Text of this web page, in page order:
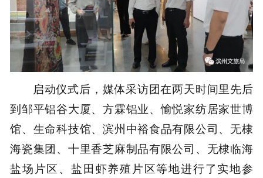
启动仪式后，媒体采访团在两天时间里先后
到邹平铝谷大厦、方霖铝业、愉悦家纺居家世博
馆、生命科技馆、滨州中裕食品有限公司、无棣
海瓷集团、十里香芝麻制品有限公司、无棣临海
盐场片区、盐田虾养殖片区等地进行了实地参